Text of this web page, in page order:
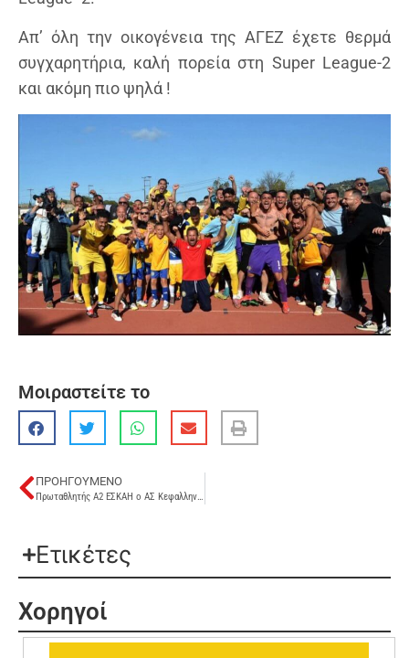
Απ’ όλη την οικογένεια της ΑΓΕΖ έχετε θερμά
συγχαρητήρια, καλή πορεία στη Super League-2
και ακόμη πιο ψηλά !
Μοιραστείτε το
ΠΡΟΗΓΟΎΜΕΝΟ
Πρωταθλητής Α2 ΕΣΚΑΗ ο ΑΣ Κεφαλληνιακός!
Ετικέτες
Χορηγοί